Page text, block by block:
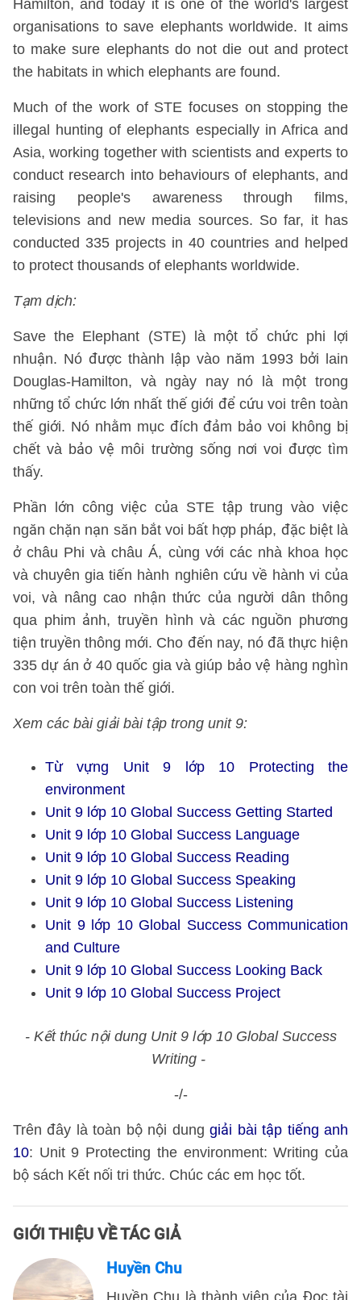
Hamilton, and today it is one of the world's largest
organisations to save elephants worldwide. It aims
to make sure elephants do not die out and protect
the habitats in which elephants are found.
Much of the work of STE focuses on stopping the
illegal hunting of elephants especially in Africa and
Asia, working together with scientists and experts to
conduct research into behaviours of elephants, and
raising people's awareness through films,
televisions and new media sources. So far, it has
conducted 335 projects in 40 countries and helped
to protect thousands of elephants worldwide.
Tạm dịch:
Save the Elephant (STE) là một tổ chức phi lợi
nhuận. Nó được thành lập vào năm 1993 bởi lain
Douglas-Hamilton, và ngày nay nó là một trong
những tổ chức lớn nhất thế giới để cứu voi trên toàn
thế giới. Nó nhằm mục đích đảm bảo voi không bị
chết và bảo vệ môi trường sống nơi voi được tìm
thấy.
Phần lớn công việc của STE tập trung vào việc
ngăn chặn nạn săn bắt voi bất hợp pháp, đặc biệt là
ở châu Phi và châu Á, cùng với các nhà khoa học
và chuyên gia tiến hành nghiên cứu về hành vi của
voi, và nâng cao nhận thức của người dân thông
qua phim ảnh, truyền hình và các nguồn phương
tiện truyền thông mới. Cho đến nay, nó đã thực hiện
335 dự án ở 40 quốc gia và giúp bảo vệ hàng nghìn
con voi trên toàn thế giới.
Xem các bài giải bài tập trong unit 9:
Từ vựng Unit 9 lớp 10 Protecting the
environment
Unit 9 lớp 10 Global Success Getting Started
Unit 9 lớp 10 Global Success Language
Unit 9 lớp 10 Global Success Reading
Unit 9 lớp 10 Global Success Speaking
Unit 9 lớp 10 Global Success Listening
Unit 9 lớp 10 Global Success Communication
and Culture
Unit 9 lớp 10 Global Success Looking Back
Unit 9 lớp 10 Global Success Project
- Kết thúc nội dung Unit 9 lớp 10 Global Success
Writing -
-/-
Trên đây là toàn bộ nội dunggiải bài tập tiếng anh
10: Unit 9 Protecting the environment: Writing của
bộ sách Kết nối tri thức. Chúc các em học tốt.
GIỚI THIỆU VỀ TÁC GIẢ
Huyền Chu
Huyền Chu là thành viên của Đọc tài